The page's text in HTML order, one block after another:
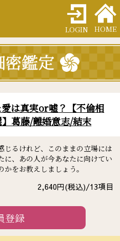
LOGIN HOME
は真実or嘘？【不倫相
葛藤/離婚意志/結末
じるけれど、このままの立場には
に、あの人が今あなたに向けてい
をお教えしましょう。
2,640円(税込)/13項目
登録